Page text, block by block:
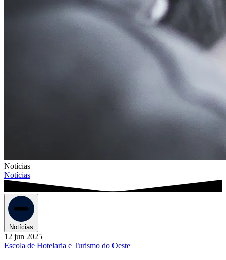
Notícias
Notícias
Notícias
12 jun 2025
Escola de Hotelaria e Turismo do Oeste